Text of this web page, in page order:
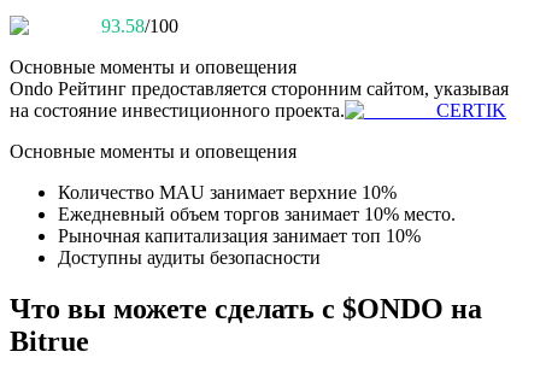
Информация
Анализ больших данных, включая торговую информацию
93.58/100
Основные моменты и оповещения
Ondo Рейтинг предоставляется сторонним сайтом, указывая
на состояние инвестиционного проекта.
CERTIK
Основные моменты и оповещения
Количество MAU занимает верхние 10%
Ежедневный объем торгов занимает 10% место.
Рыночная капитализация занимает топ 10%
Доступны аудиты безопасности
Что вы можете сделать с $ONDO на
Bitrue